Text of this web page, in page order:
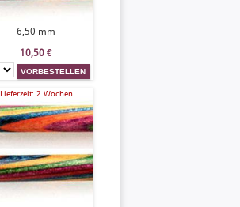
6,50 mm
10,50 €
Lieferzeit: 2 Wochen